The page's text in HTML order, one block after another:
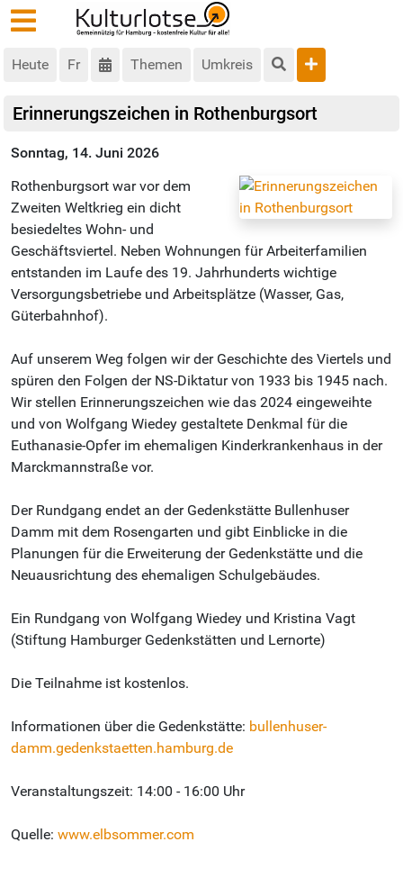
Heute Fr Themen Umkreis
Erinnerungszeichen in Rothenburgsort
Sonntag, 14. Juni 2026
Rothenburgsort war vor dem
Zweiten Weltkrieg ein dicht
besiedeltes Wohn- und
Geschäftsviertel. Neben Wohnungen für Arbeiterfamilien
entstanden im Laufe des 19. Jahrhunderts wichtige
Versorgungsbetriebe und Arbeitsplätze (Wasser, Gas,
Güterbahnhof).
Auf unserem Weg folgen wir der Geschichte des Viertels und
spüren den Folgen der NS-Diktatur von 1933 bis 1945 nach.
Wir stellen Erinnerungszeichen wie das 2024 eingeweihte
und von Wolfgang Wiedey gestaltete Denkmal für die
Euthanasie-Opfer im ehemaligen Kinderkrankenhaus in der
Marckmannstraße vor.
Der Rundgang endet an der Gedenkstätte Bullenhuser
Damm mit dem Rosengarten und gibt Einblicke in die
Planungen für die Erweiterung der Gedenkstätte und die
Neuausrichtung des ehemaligen Schulgebäudes.
Ein Rundgang von Wolfgang Wiedey und Kristina Vagt
(Stiftung Hamburger Gedenkstätten und Lernorte)
Die Teilnahme ist kostenlos.
Informationen über die Gedenkstätte: bullenhuser-
damm.gedenkstaetten.hamburg.de
Veranstaltungszeit: 14:00 - 16:00 Uhr
Quelle: www.elbsommer.com